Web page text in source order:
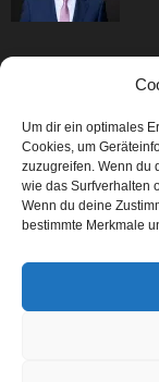
Um dir ein optimales
Cookies, um
zuzugreifen. Wenn du
wie das Surfverhalten
Wenn du deine
bestimmte Merkmale
Events & Success
Breaking News
Aktuelles
Featured Article
Karriere